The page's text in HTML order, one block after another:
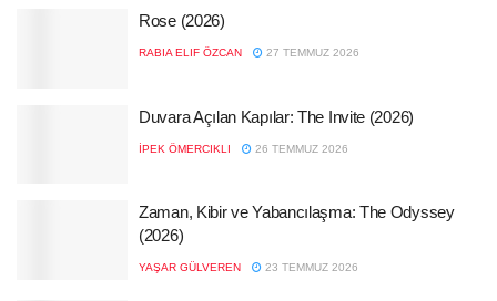
Rose (2026)
RABIA ELIF ÖZCAN 27 TEMMUZ 2026
Duvara Açılan Kapılar: The Invite (2026)
İPEK ÖMERCIKLI 26 TEMMUZ 2026
Zaman, Kibir ve Yabancılaşma: The Odyssey
(2026)
YAŞAR GÜLVEREN 23 TEMMUZ 2026